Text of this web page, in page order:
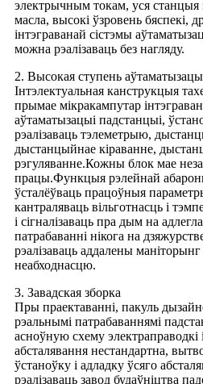
электрычным токам, уся станцыя
масла, высокі ўзровень бяспекі,
інтэграванай сістэмы
можна рэалізаваць без нагляду.
2. Высокая ступень
Інтэлектуальная канструкцыя
прымае мікракампутар
аўтаматызацыі падстанцыі,
рэалізаваць тэлеметрыю,
дыстанцыйнае кіраванне,
рэгуляванне.Кожны блок мае
працы.Функцыя рэлейнай
ўсталёўваць працоўныя
кантраляваць вільготнасць і
і сігналізаваць пра дым на
патрабаванні нікога на
рэалізаваць аддалены
неабходнасцю.
3. Завадская зборка
Пры праектаванні, пакуль
рэальнымі патрабаваннямі
асноўную схему
абсталявання нестандартна,
ўстаноўку і адладку ўсяго
рэалізаваць завод будаўніцтва